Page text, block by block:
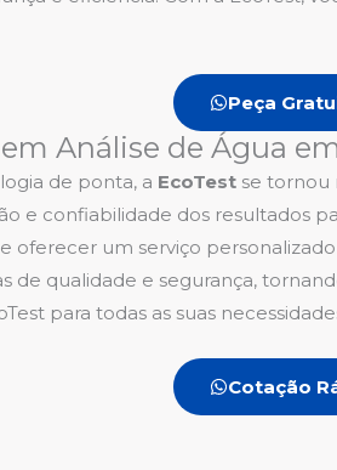
Peça
Análise de Água
de ponta, a EcoTest se tornou
e confiabilidade dos resultados
um serviço
de qualidade e segurança,
para todas as suas
Cotação